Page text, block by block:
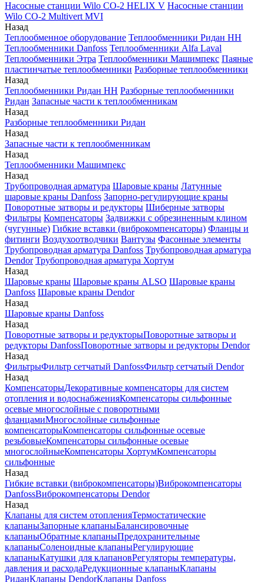
Насосные станции Wilo CO-2 HELIX V Насосные станции
Wilo CO-2 Multivert MVI
Назад
Теплообменное оборудование Теплообменники Ридан НН
Теплообменники Danfoss Теплообменники Alfa Laval
Теплообменники Этра Теплообменники Машимпекс Паяные
пластинчатые теплообменники Разборные теплообменники
Назад
Теплообменники Ридан НН Разборные теплообменники
Ридан Запасные части к теплообменникам
Назад
Разборные теплообменники Ридан
Назад
Запасные части к теплообменникам
Назад
Теплообменники Машимпекс
Назад
Трубопроводная арматура Шаровые краны Латунные
шаровые краны Danfoss Запорно-регулирующие краны
Поворотные затворы и редукторы Шиберные затворы
Фильтры Компенсаторы Задвижки с обрезиненным клином
(чугунные) Гибкие вставки (виброкомпенсаторы) Фланцы и
фитинги Воздухоотводчики Вантузы Фасонные элементы
Трубопроводная арматура Danfoss Трубопроводная арматура
Dendor Трубопроводная арматура Хортум
Назад
Шаровые краны Шаровые краны ALSO Шаровые краны
Danfoss Шаровые краны Dendor
Назад
Шаровые краны Danfoss
Назад
Поворотные затворы и редукторыПоворотные затворы и
редукторы DanfossПоворотные затворы и редукторы Dendor
Назад
ФильтрыФильтр сетчатый DanfossФильтр сетчатый Dendor
Назад
КомпенсаторыДекоративные компенсаторы для систем
отопления и водоснабженияКомпенсаторы сильфонные
осевые многослойные с поворотными
фланцамиМногослойные сильфонные
компенсаторыКомпенсаторы сильфонные осевые
резьбовыеКомпенсаторы сильфонные осевые
многослойныеКомпенсаторы ХортумКомпенсаторы
сильфонные
Назад
Гибкие вставки (виброкомпенсаторы)Виброкомпенсаторы
DanfossВиброкомпенсаторы Dendor
Назад
Клапаны для систем отопленияТермостатические
клапаныЗапорные клапаныБалансировочные
клапаныОбратные клапаныПредохранительные
клапаныСоленоидные клапаныРегулирующие
клапаныКатушки для клапановРегуляторы температуры,
давления и расходаРедукционные клапаныКлапаны
РиданКлапаны DendorКлапаны Danfoss